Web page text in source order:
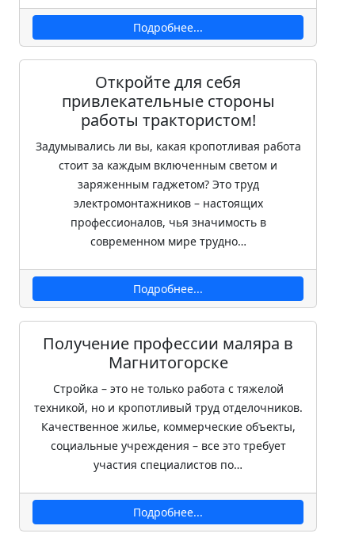
Подробнее...
Откройте для себя
привлекательные стороны
работы трактористом!
Задумывались ли вы, какая кропотливая работа
стоит за каждым включенным светом и
заряженным гаджетом? Это труд
электромонтажников – настоящих
профессионалов, чья значимость в
современном мире трудно…
Подробнее...
Получение профессии маляра в
Магнитогорске
Стройка – это не только работа с тяжелой
техникой, но и кропотливый труд отделочников.
Качественное жилье, коммерческие объекты,
социальные учреждения – все это требует
участия специалистов по…
Подробнее...